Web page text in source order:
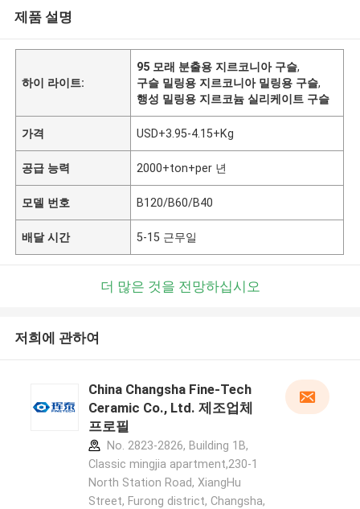
제품 설명
하이 라이트:
95 모래 분출용 지르코니아 구슬,
구슬 밀링용 지르코니아 밀링용 구슬,
행성 밀링용 지르코늄 실리케이트 구슬
가격 USD+3.95-4.15+Kg
공급 능력 2000+ton+per 년
모델 번호 B120/B60/B40
배달 시간 5-15 근무일
더 많은 것을 전망하십시오
저희에 관하여
China Changsha Fine-Tech
Ceramic Co., Ltd. 제조업체
프로필
No. 2823-2826, Building 1B,
Classic mingjia apartment,230-1
North Station Road, XiangHu
Street, Furong district, Changsha,